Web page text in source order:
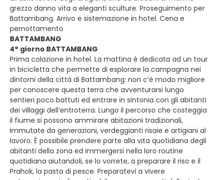
grezzo danno vita a eleganti sculture. Proseguimento per
Battambang. Arrivo e sistemazione in hotel. Cena e
pernottamento
BATTAMBANG
4° giorno BATTAMBANG
Prima colazione in hotel. La mattina è dedicata ad un tour
in bicicletta che permette di esplorare la campagna nei
dintorni della città di Battambang: non c’è modo migliore
per conoscere questa terra che avventurarsi lungo
sentieri poco battuti ed entrare in sintonia con gli abitanti
dei villaggi dell’entroterra. Lungo il percorso che costeggia
il fiume si possono ammirare abitazioni tradizionali,
immutate da generazioni, verdeggianti risaie e artigiani al
lavoro. È possibile prendere parte alla vita quotidiana degli
abitanti della zona ed immergersi nella loro routine
quotidiana aiutandoli, se lo vorrete, a preparare il riso e il
Prahok, la pasta di pesce. Preparatevi a vivere